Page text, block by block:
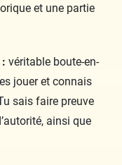
et une partie
véritable boute-en-
jouer et connais
sais faire preuve
ainsi que